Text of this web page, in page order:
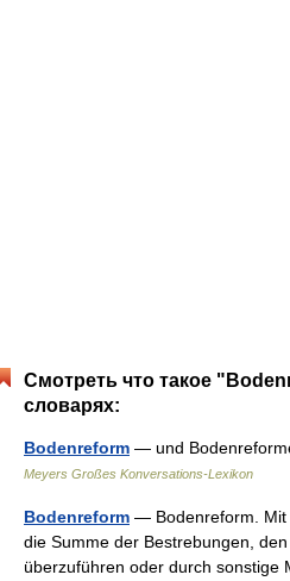
Смотреть что такое
словарях:
Bodenreform — und
Meyers Großes Konversations-Lexikon
Bodenreform — Bodenreform. Mit
die Summe der Bestrebungen,
überzuführen oder durch sonstige